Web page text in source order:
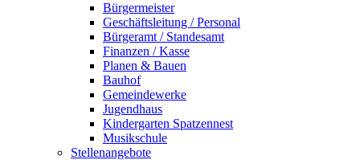
Bürgermeister
Geschäftsleitung / Personal
Bürgeramt / Standesamt
Finanzen / Kasse
Planen & Bauen
Bauhof
Gemeindewerke
Jugendhaus
Kindergarten Spatzennest
Musikschule
Stellenangebote